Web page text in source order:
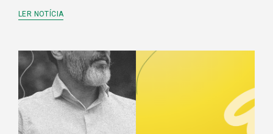
LER NOTÍCIA